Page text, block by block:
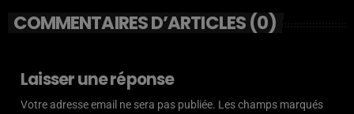
COMMENTAIRES D’ARTICLES (0)
Laisser une réponse
Votre adresse email ne sera pas publiée. Les champs marqués